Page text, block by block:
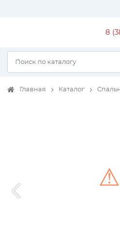
8
Главная Каталог
⚠